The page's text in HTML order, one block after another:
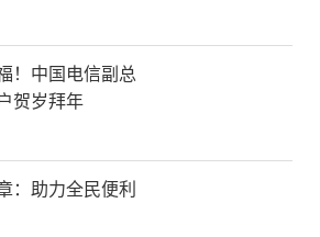
中国电信副总
贺岁拜年
：助力全民便利